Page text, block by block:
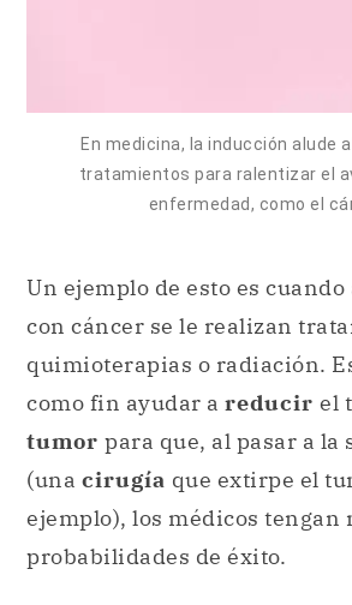
En medicina, la inducción alude
tratamientos para ralentizar el
enfermedad, como el
Un ejemplo de esto es cuando
con cáncer se le realizan
quimioterapias o radiación.
como fin ayudar a reducir el
tumor para que, al pasar a la
(una cirugía que extirpe el
ejemplo), los médicos tengan
probabilidades de éxito.